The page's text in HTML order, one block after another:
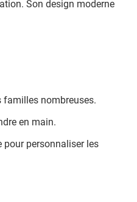
Son design moderne
familles nombreuses.
en main.
pour personnaliser les